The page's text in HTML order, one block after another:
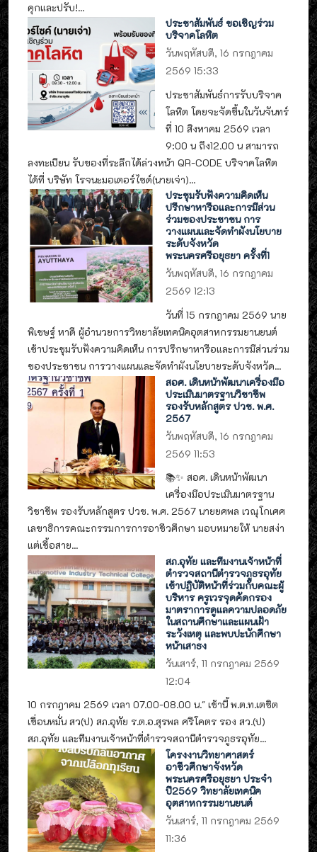
คุกและปรับ!...
ประชาสัมพันธ์ ขอเชิญร่วม
บริจาคโลหิต
วันพฤหัสบดี, 16 กรกฎาคม
2569 15:33
ประชาสัมพันธ์การรับบริจาค
โลหิต โดยจะจัดขึ้นในวันจันทร์
ที่ 10 สิงหาคม 2569 เวลา
9:00 น ถึง12.00 น สามารถ
ลงทะเบียน รับของที่ระลึกได้ล่วงหน้า QR-CODE บริจาคโลหิต
ได้ที่ บริษัท โรจนะมอเตอร์ไซด์(นายเจ่า)...
ประชุมรับฟังความคิดเห็น
ปรึกษาหารือและการมีส่วน
ร่วมของประชาชน การ
วางแผนและจัดทำผังนโยบาย
ระดับจังหวัด
พระนครศรีอยุธยา ครั้งที่1
วันพฤหัสบดี, 16 กรกฎาคม
2569 12:13
วันที่ 15 กรกฎาคม 2569 นาย
พิเชษฐ์ หาดี ผู้อำนวยการวิทยาลัยเทคนิคอุตสาหกรรมยานยนต์
เข้าประชุมรับฟังความคิดเห็น การปรึกษาหารือและการมีส่วนร่วม
ของประชาชน การวางแผนและจัดทำผังนโยบายระดับจังหวัด...
สอศ. เดินหน้าพัฒนาเครื่องมือ
ประเมินมาตรฐานวิชาชีพ
รองรับหลักสูตร ปวช. พ.ศ.
2567
วันพฤหัสบดี, 16 กรกฎาคม
2569 11:53
📚✨ สอศ. เดินหน้าพัฒนา
เครื่องมือประเมินมาตรฐาน
วิชาชีพ รองรับหลักสูตร ปวช. พ.ศ. 2567 นายยศพล เวณุโกเศศ
เลขาธิการคณะกรรมการการอาชีวศึกษา มอบหมายให้ นายสง่า
แต่เชื้อสาย...
สภ.อุทัย และทีมงานเจ้าหน้าที่
ตำรวจสถานีตำรวจภูธรอุทัย
เข้าปฏิบัติหน้าที่ร่วมกับคณะผู้
บริหาร ครูเวรจุดคัดกรอง
มาตราการดูแลความปลอดภัย
ในสถานศึกษาและแผนเฝ้า
ระวังเหตุ และพบปะนักศึกษา
หน้าเสาธง
วันเสาร์, 11 กรกฎาคม 2569
12:04
10 กรกฎาคม 2569 เวลา 07.00-08.00 น." เช้านี้ พ.ต.ท.เตชิต
เขื่อนหมั่น สว(ป) สภ.อุทัย ร.ต.อ.สุรพล ศรีโคตร รอง สว.(ป)
สภ.อุทัย และทีมงานเจ้าหน้าที่ตำรวจสถานีตำรวจภูธรอุทัย...
โครงงานวิทยาศาสตร์
อาชีวศึกษาจังหวัด
พระนครศรีอยุธยา ประจำ
ปี2569 วิทยาลัยเทคนิค
อุตสาหกรรมยานยนต์
วันเสาร์, 11 กรกฎาคม 2569
11:36